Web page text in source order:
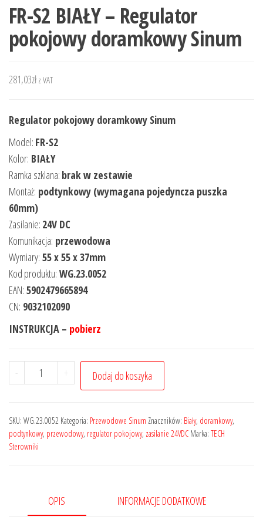
FR-S2 BIAŁY – Regulator
pokojowy doramkowy Sinum
281,03zł z VAT
Regulator pokojowy doramkowy Sinum
Model: FR-S2
Kolor: BIAŁY
Ramka szklana: brak w zestawie
Montaż: podtynkowy (wymagana pojedyncza puszka
60mm)
Zasilanie: 24V DC
Komunikacja: przewodowa
Wymiary: 55 x 55 x 37mm
Kod produktu: WG.23.0052
EAN: 5902479665894
CN: 9032102090
INSTRUKCJA – pobierz
- + Dodaj do koszyka
SKU: WG.23.0052 Kategoria: Przewodowe Sinum Znaczników: Biały, doramkowy,
podtynkowy, przewodowy, regulator pokojowy, zasilanie 24VDC Marka: TECH
Sterowniki
OPIS INFORMACJE DODATKOWE